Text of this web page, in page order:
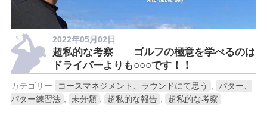
2022年05月02日
超私的な考察 ゴルフの極意を学べるのは
ドライバーよりも○○○です！！
カテゴリー コースマネジメント、ラウンドにて思う
パター、
パター練習法
未分類 超私的な報告 超私的な考察